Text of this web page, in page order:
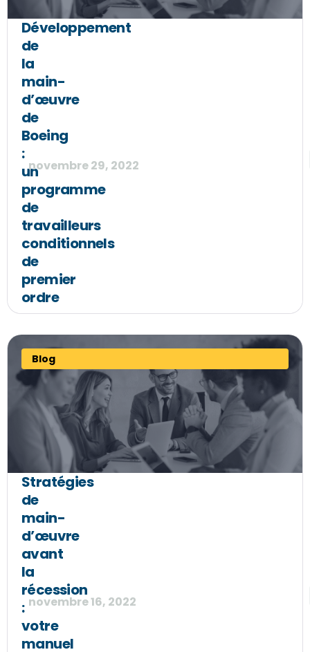
Développement
de
la
main-
d’œuvre
de
Boeing
:
un
programme
de
travailleurs
conditionnels
de
premier
ordre
novembre 29, 2022
Blog
Stratégies
de
main-
d’œuvre
avant
la
récession
:
votre
manuel
novembre 16, 2022